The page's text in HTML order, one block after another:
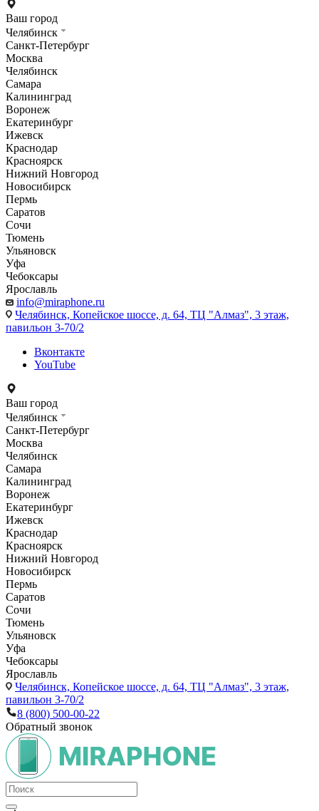
Ваш город
Челябинск
Санкт-Петербург
Москва
Челябинск
Самара
Калининград
Воронеж
Екатеринбург
Ижевск
Краснодар
Красноярск
Нижний Новгород
Новосибирск
Пермь
Саратов
Сочи
Тюмень
Ульяновск
Уфа
Чебоксары
Ярославль
info@miraphone.ru
Челябинск, Копейское шоссе, д. 64, ТЦ "Алмаз", 3 этаж,
павильон 3-70/2
Вконтакте
YouTube
Ваш город
Челябинск
Санкт-Петербург
Москва
Челябинск
Самара
Калининград
Воронеж
Екатеринбург
Ижевск
Краснодар
Красноярск
Нижний Новгород
Новосибирск
Пермь
Саратов
Сочи
Тюмень
Ульяновск
Уфа
Чебоксары
Ярославль
Челябинск, Копейское шоссе, д. 64, ТЦ "Алмаз", 3 этаж,
павильон 3-70/2
8 (800) 500-00-22
Обратный звонок